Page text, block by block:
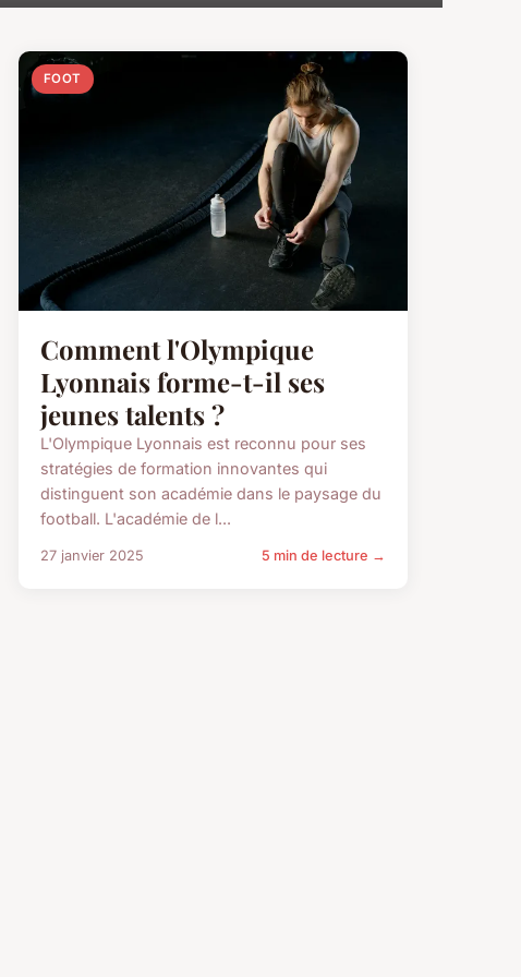
FOOT
Comment l'Olympique
Lyonnais forme-t-il ses
jeunes talents ?
L'Olympique Lyonnais est reconnu pour ses
stratégies de formation innovantes qui
distinguent son académie dans le paysage du
football. L'académie de l...
27 janvier 2025 5 min de lecture →